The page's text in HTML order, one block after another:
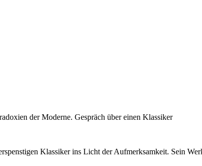
der Moderne. Gespräch über einen Klassiker
Klassiker ins Licht der Aufmerksamkeit. Sein